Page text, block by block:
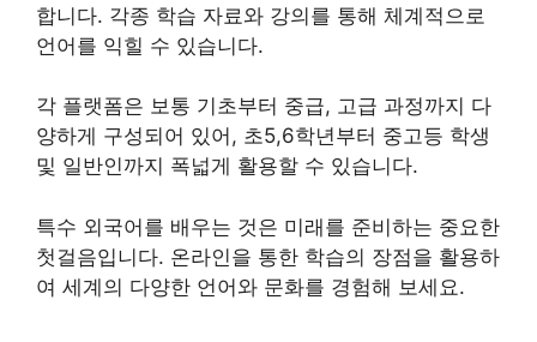
합니다. 각종 학습 자료와 강의를 통해 체계적으로
언어를 익힐 수 있습니다.
각 플랫폼은 보통 기초부터 중급, 고급 과정까지 다
양하게 구성되어 있어, 초5,6학년부터 중고등 학생
및 일반인까지 폭넓게 활용할 수 있습니다.
특수 외국어를 배우는 것은 미래를 준비하는 중요한
첫걸음입니다. 온라인을 통한 학습의 장점을 활용하
여 세계의 다양한 언어와 문화를 경험해 보세요.